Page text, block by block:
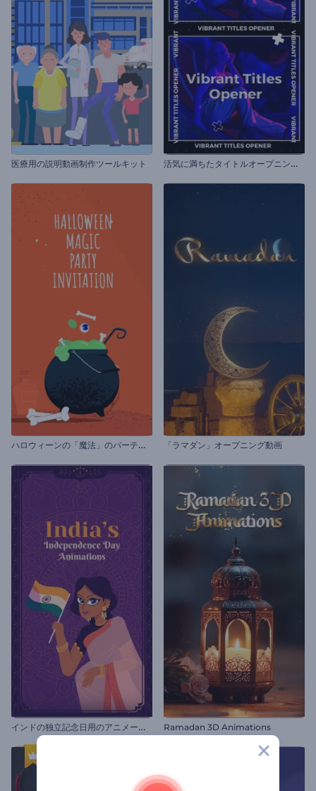
医療用の説明動画制作ツールキット 活
気に満ちたタイトルオープニング動画
ハ
ロウィーンの「魔法」のパーティーの招待状 「ラマダン」オープニング動画
イ
ンドの独立記念日用のアニメーション Ramadan 3D Animations